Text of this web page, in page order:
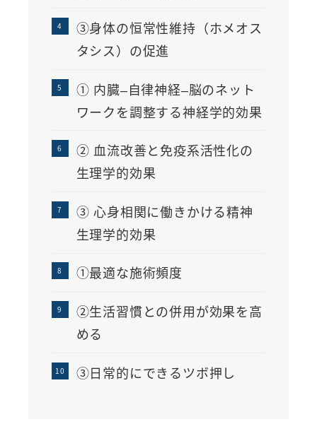
③身体の恒常性維持（ホメオス
タシス）の促進
① 内臓–自律神経–脳のネット
ワークを調整する神経学的効果
② 血流改善と免疫系活性化の
生理学的効果
③ 心身相関に働きかける精神
生理学的効果
①最適な施術頻度
②生活習慣との併用が効果を高
める
③日常的にできるツボ押し